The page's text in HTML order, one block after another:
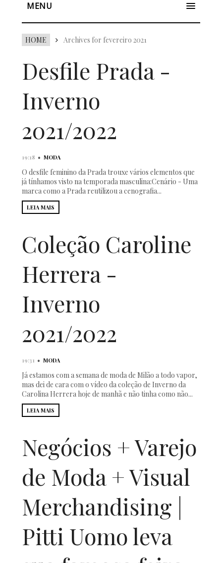
MENU
HOME Archives for fevereiro 2021
Desfile Prada -
Inverno
2021/2022
19:18 • MODA
O desfile feminino da Prada trouxe vários elementos que
já tínhamos visto na temporada masculina:Cenário - Uma
marca como a Prada reutilizou a cenografia...
LEIA MAIS
Coleção Caroline
Herrera -
Inverno
2021/2022
19:31 • MODA
Já estamos com a semana de moda de Milão a todo vapor,
mas dei de cara com o vídeo da coleção de Inverno da
Carolina Herrera hoje de manhã e não tinha como não...
LEIA MAIS
Negócios + Varejo
de Moda + Visual
Merchandising |
Pitti Uomo leva